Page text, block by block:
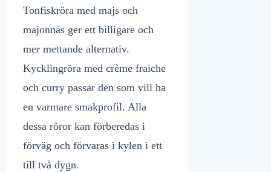
Tonfiskröra med majs och
majonnäs ger ett billigare och
mer mettande alternativ.
Kycklingröra med crème fraiche
och curry passar den som vill ha
en varmare smakprofil. Alla
dessa röror kan förberedas i
förväg och förvaras i kylen i ett
till två dygn.